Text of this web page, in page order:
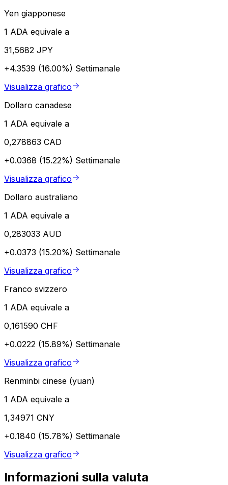
Yen giapponese
1 ADA equivale a
31,5682 JPY
+4.3539 (16.00%) Settimanale
Visualizza grafico
Dollaro canadese
1 ADA equivale a
0,278863 CAD
+0.0368 (15.22%) Settimanale
Visualizza grafico
Dollaro australiano
1 ADA equivale a
0,283033 AUD
+0.0373 (15.20%) Settimanale
Visualizza grafico
Franco svizzero
1 ADA equivale a
0,161590 CHF
+0.0222 (15.89%) Settimanale
Visualizza grafico
Renminbi cinese (yuan)
1 ADA equivale a
1,34971 CNY
+0.1840 (15.78%) Settimanale
Visualizza grafico
Informazioni sulla valuta